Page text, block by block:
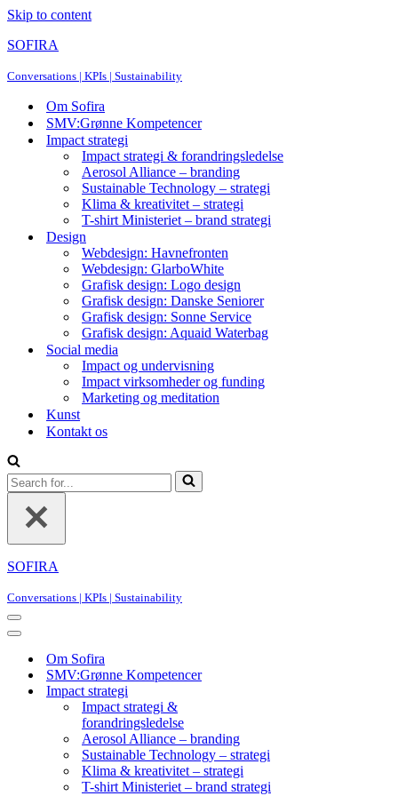
Skip to content
SOFIRA
Conversations | KPIs | Sustainability
Om Sofira
SMV:Grønne Kompetencer
Impact strategi
Impact strategi & forandringsledelse
Aerosol Alliance – branding
Sustainable Technology – strategi
Klima & kreativitet – strategi
T-shirt Ministeriet – brand strategi
Design
Webdesign: Havnefronten
Webdesign: GlarboWhite
Grafisk design: Logo design
Grafisk design: Danske Seniorer
Grafisk design: Sonne Service
Grafisk design: Aquaid Waterbag
Social media
Impact og undervisning
Impact virksomheder og funding
Marketing og meditation
Kunst
Kontakt os
Search
for...
SOFIRA
Conversations | KPIs | Sustainability
Navigation
Menu
Navigation
Om Sofira
SMV:Grønne Kompetencer
Impact strategi
Impact strategi &
forandringsledelse
Aerosol Alliance – branding
Sustainable Technology – strategi
Klima & kreativitet – strategi
T-shirt Ministeriet – brand strategi